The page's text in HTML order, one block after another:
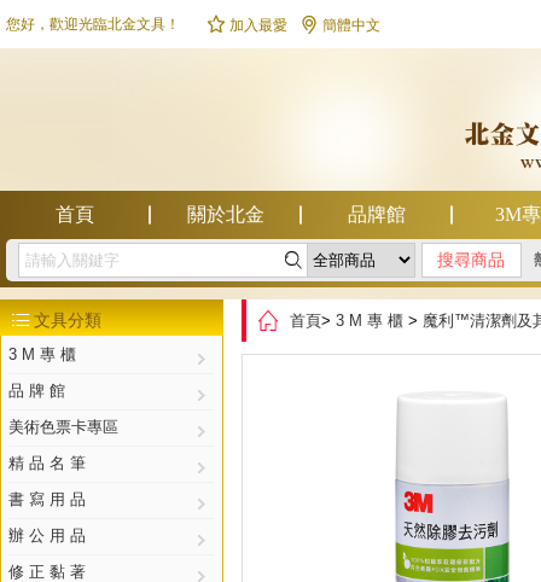
您好，歡迎光臨北金文具！  加入最愛  簡體中文
首頁 關於北金 品牌館 3M
幫助中心 
文具分類
3 M 專 櫃
品 牌 館
美術色票卡專區
精 品 名 筆
書 寫 用 品
辦 公 用 品
修 正 黏 著
 首頁> 3 M 專 櫃 > 魔利™清潔劑及